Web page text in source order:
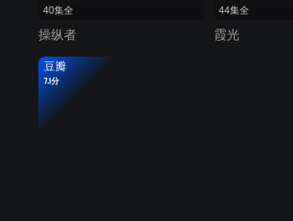
40集全
操纵者
44集全
霞光
豆瓣
7.1分